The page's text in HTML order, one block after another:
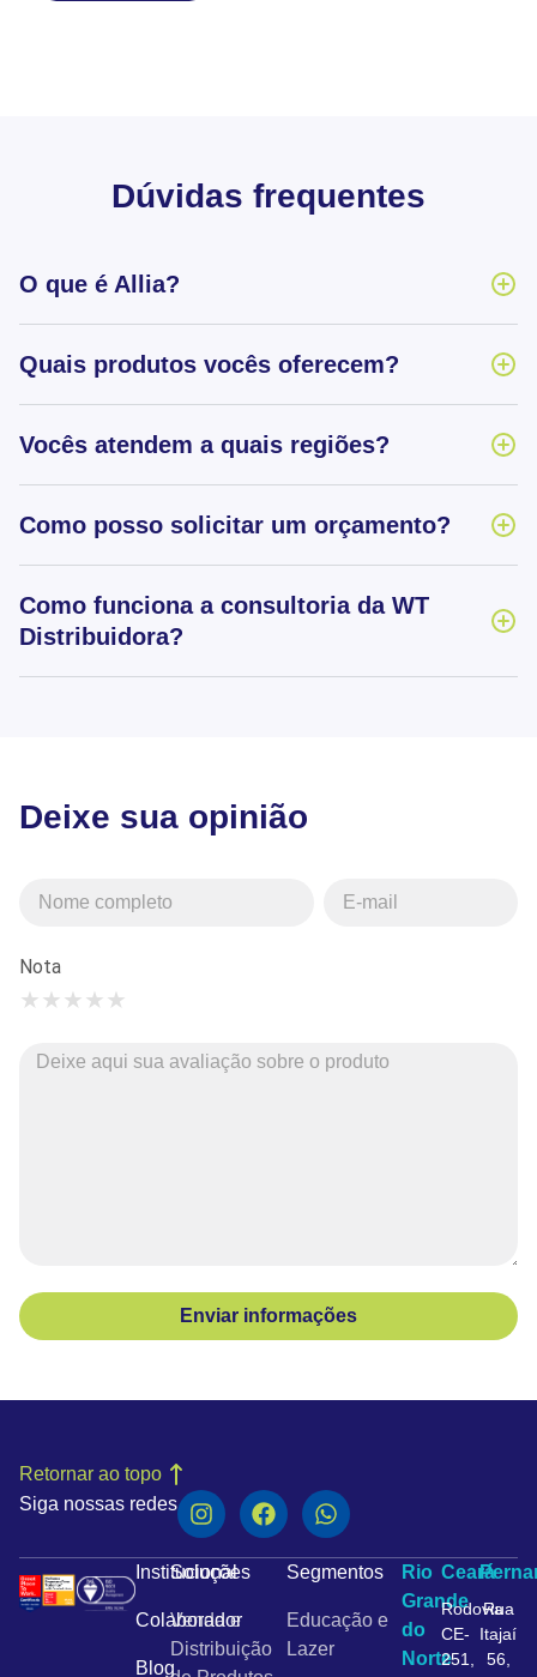
Dúvidas frequentes
O que é Allia?
Quais produtos vocês oferecem?
Vocês atendem a quais regiões?
Como posso solicitar um orçamento?
Como funciona a consultoria da WT
Distribuidora?
Deixe sua opinião
Nota
★
★
★
★
★
Enviar informações
Siga nossas redes
Retornar ao topo
Institucional
Colaborador
Blog
Soluções
Venda e
Distribuição
Segmentos
Educação e
Lazer
Rio
Grande
do
Norte
Ceará
Rodovia
CE-
251,
Rua
Itajaí
56,